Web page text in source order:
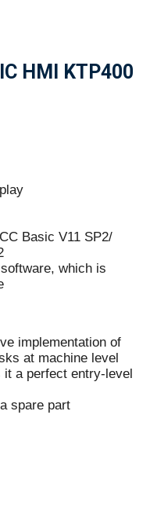
HMI KTP400
Basic V11 SP2/
which is
implementation of
at machine level
a perfect entry-level
spare part